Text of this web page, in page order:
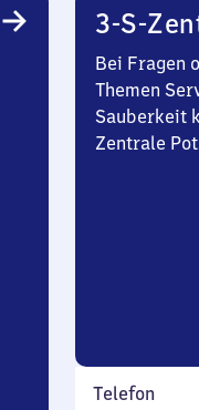
3-S-
Bei Fragen
Themen
Sauberkeit
Zentrale
Telefon